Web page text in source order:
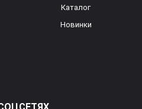
Каталог
Новинки